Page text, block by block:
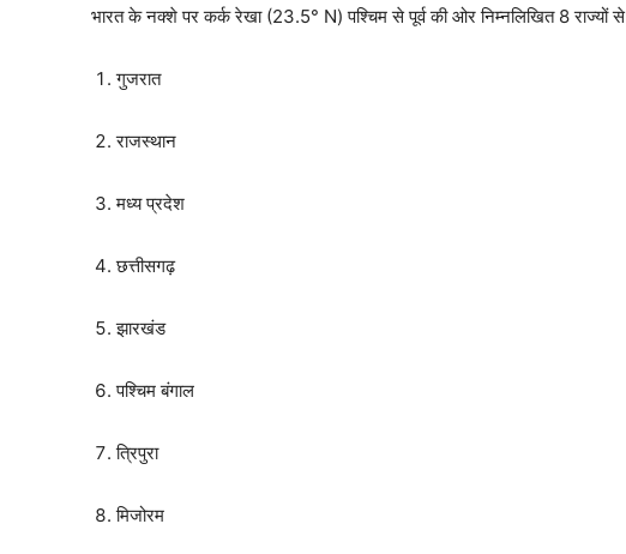
भारत के नक्शे पर कर्क रेखा (23.5° N) पश्चिम से पूर्व की ओर निम्नलिखित 8 राज्यों
गुजरात
राजस्थान
मध्य प्रदेश
छत्तीसगढ़
झारखंड
पश्चिम बंगाल
त्रिपुरा
मिजोरम